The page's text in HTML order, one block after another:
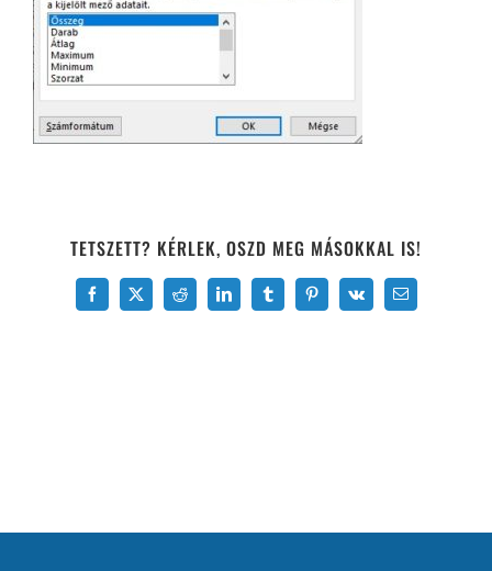
TETSZETT? KÉRLEK, OSZD MEG MÁSOKKAL IS!
Facebook
X Reddit LinkedInTumblrPinterest
Vk Email: